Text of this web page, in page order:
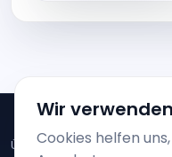
Wir
Cookies helfen
Über uns